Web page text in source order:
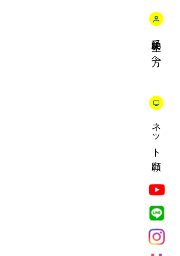
受験生の方へ
ネット出願